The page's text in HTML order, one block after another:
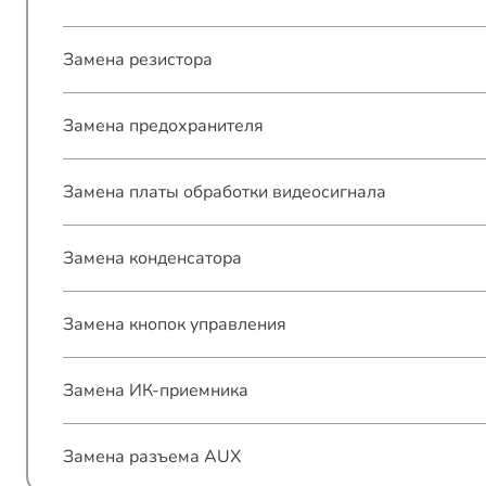
Замена резистора
Замена предохранителя
Замена платы обработки видеосигнала
Замена конденсатора
Замена кнопок управления
Замена ИК-приемника
Замена разъема AUX